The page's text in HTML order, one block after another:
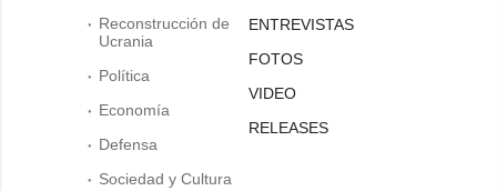
Reconstrucción de
Ucrania
Política
Economía
Defensa
Sociedad y Cultura
ENTREVISTAS
FOTOS
VIDEO
RELEASES